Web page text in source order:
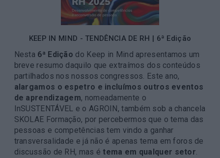
KEEP IN MIND - TENDÊNCIA DE RH | 6ª Edição
Nesta 6ª Edição do Keep in Mind apresentamos um
breve resumo daquilo que extraímos dos conteúdos
partilhados nos nossos congressos. Este ano,
alargamos o espetro e incluímos outros eventos
de aprendizagem, nomeadamente o
InSUSTENTÁVEL e o AGROIN, também sob a chancela
SKOLAE Formação, por percebermos que o tema das
pessoas e competências tem vindo a ganhar
transversalidade e já não é apenas tema em foros de
discussão de RH, mas é tema em qualquer setor.